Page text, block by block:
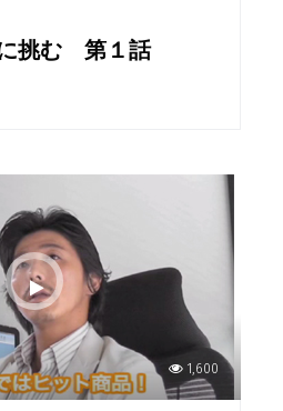
挑む 第１話
1,600